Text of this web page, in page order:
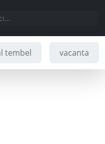
tembel vacanta